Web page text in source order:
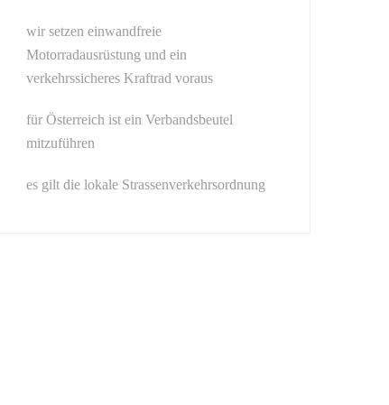
wir setzen einwandfreie
Motorradausrüstung und ein
verkehrssicheres Kraftrad voraus
für Österreich ist ein Verbandsbeutel
mitzuführen
es gilt die lokale Strassenverkehrsordnung